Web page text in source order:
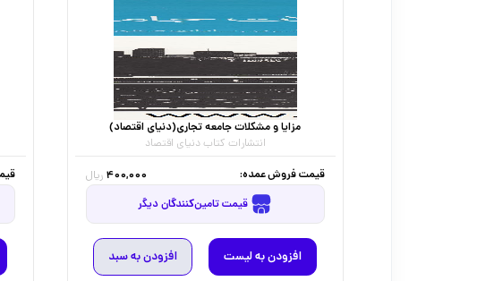
مزایا و مشکلات جامعه تجاری(دنیای اقتصاد)
انتشارات کتاب دنیای اقتصاد
قیمت فروش عمده: 400,000 ریال
افزودن به لیست افزودن به سبد